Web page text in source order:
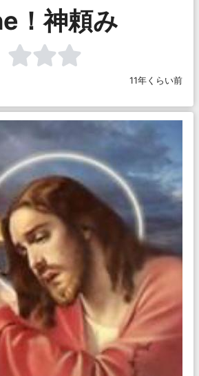
！神頼み
11年くらい前